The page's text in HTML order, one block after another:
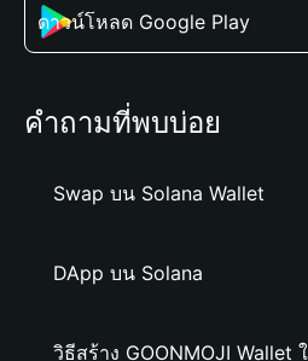
ดาวน์โหลด Google Play
คำถามที่พบบ่อย
Swap บน Solana Wallet
DApp บน Solana
วิธีสร้าง GOONMOJI Wallet